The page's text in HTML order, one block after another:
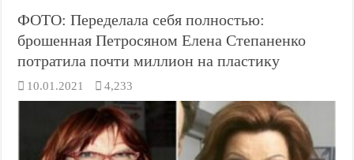
ФОТО: Переделала себя полностью:
брошенная Петросяном Елена Степаненко
потратила почти миллион на пластику
10.01.2021 4,233